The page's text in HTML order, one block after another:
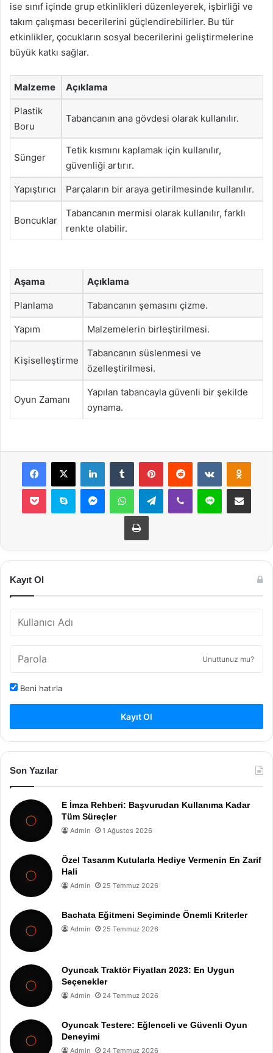
ise sınıf içinde grup etkinlikleri düzenleyerek, işbirliği ve
takım çalışması becerilerini güçlendirebilirler. Bu tür
etkinlikler, çocukların sosyal becerilerini geliştirmelerine
büyük katkı sağlar.
Malzeme Açıklama
Plastik
Boru
Tabancanın ana gövdesi olarak kullanılır.
Sünger
Tetik kısmını kaplamak için kullanılır,
güvenliği artırır.
Yapıştırıcı Parçaların bir araya getirilmesinde kullanılır.
Boncuklar
Tabancanın mermisi olarak kullanılır, farklı
renkte olabilir.
Aşama Açıklama
Planlama Tabancanın şemasını çizme.
Yapım Malzemelerin birleştirilmesi.
Kişiselleştirme
Tabancanın süslenmesi ve
özelleştirilmesi.
Oyun Zamanı
Yapılan tabancayla güvenli bir şekilde
oynama.
Facebook
X LinkedInTumblr PinterestReddit VKontakte
Pocket Skype MessengerWhatsAppTelegramViber Line E-Posta ile
Yazdır
Kayıt Ol
Unuttunuz mu?
Beni hatırla
Kayıt Ol
Son Yazılar
E İmza Rehberi: Başvurudan Kullanıma Kadar
Tüm Süreçler
Admin 1 Ağustos 2026
Özel Tasarım Kutularla Hediye Vermenin En Zarif
Hali
Admin 25 Temmuz 2026
Bachata Eğitmeni Seçiminde Önemli Kriterler
Admin 25 Temmuz 2026
Oyuncak Traktör Fiyatları 2023: En Uygun
Seçenekler
Admin 24 Temmuz 2026
Oyuncak Testere: Eğlenceli ve Güvenli Oyun
Deneyimi
Admin 24 Temmuz 2026